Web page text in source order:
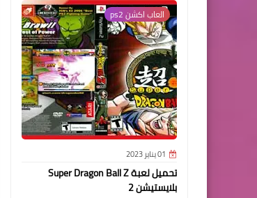
العاب اكشن ps2
01 يناير 2023
تحميل لعبة Super Dragon Ball Z
بلايستيشن 2